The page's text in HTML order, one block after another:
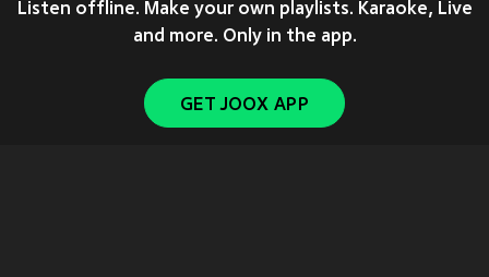
Listen offline. Make your own playlists. Karaoke, Live
and more. Only in the app.
GET JOOX APP